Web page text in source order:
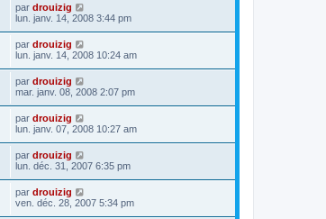
par drouizig
lun. janv. 14, 2008 3:44 pm
par drouizig
lun. janv. 14, 2008 10:24 am
par drouizig
mar. janv. 08, 2008 2:07 pm
par drouizig
lun. janv. 07, 2008 10:27 am
par drouizig
lun. déc. 31, 2007 6:35 pm
par drouizig
ven. déc. 28, 2007 5:34 pm